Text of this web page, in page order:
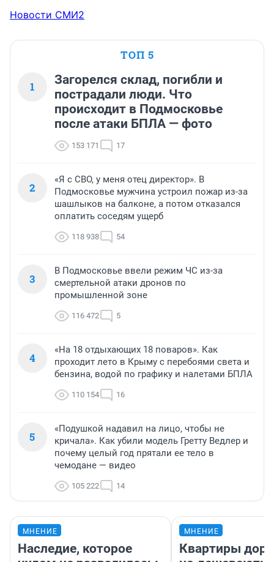
Новости СМИ2
ТОП 5
1
Загорелся склад, погибли и
пострадали люди. Что
происходит в Подмосковье
после атаки БПЛА — фото
153 171 17
2
«Я с СВО, у меня отец директор». В
Подмосковье мужчина устроил пожар из-за
шашлыков на балконе, а потом отказался
оплатить соседям ущерб
118 938 54
3
В Подмосковье ввели режим ЧС из-за
смертельной атаки дронов по
промышленной зоне
116 472 5
4
«На 18 отдыхающих 18 поваров». Как
проходит лето в Крыму с перебоями света и
бензина, водой по графику и налетами БПЛА
110 154 16
5
«Подушкой надавил на лицо, чтобы не
кричала». Как убили модель Гретту Ведлер и
почему целый год прятали ее тело в
чемодане — видео
105 222 14
МНЕНИЕ
Наследие, которое
МНЕНИЕ
Квартиры